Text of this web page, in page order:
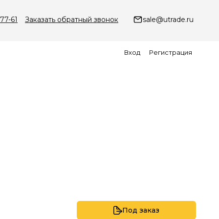
61 Заказать обратный звонок sale@utrade.ru
Вход Регистрация
Под заказ